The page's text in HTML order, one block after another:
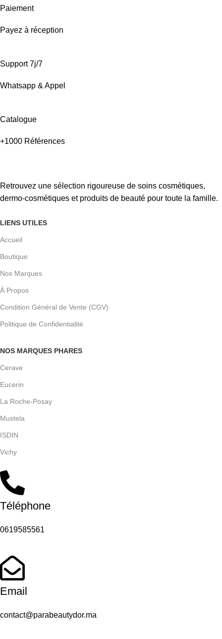
Paiement
Payez à réception
Support 7j/7
Whatsapp & Appel
Catalogue
+1000 Références
Retrouvez une sélection rigoureuse de soins cosmétiques,
dermo-cosmétiques et produits de beauté pour toute la famille.
LIENS UTILES
Accueil
Boutique
Nos Marques
À Propos
Condition Général de Vente (CGV)
Politique de Confidentialité
NOS MARQUES PHARES
Cerave
Eucerin
La Roche-Posay
Mustela
ISDIN
Vichy
Téléphone
0619585561
Email
contact@parabeautydor.ma